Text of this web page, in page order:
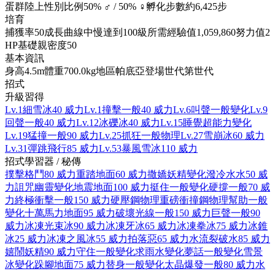
蛋群陸上性別比例 50% ♂ / 50% ♀ 孵化步數約6,425步
培育
捕獲率50成長曲線中慢達到100級所需經驗值1,059,860努力值2
HP基礎親密度50
基本資訊
身高4.5m體重700.0kg地區帕底亞登場世代第世代
招式
升級習得
Lv.1細雪冰40 威力Lv.1撞擊一般40 威力Lv.6叫聲一般變化Lv.9
回聲一般40 威力Lv.12冰礫冰40 威力Lv.15睡覺超能力變化
Lv.19猛撞一般90 威力Lv.25抓狂一般物理Lv.27雪崩冰60 威力
Lv.31彈跳飛行85 威力Lv.53暴風雪冰110 威力
招式學習器 / 秘傳
撲擊格鬥80 威力重踏地面60 威力撒嬌妖精變化潑冷水水50 威
力詛咒幽靈變化地震地面100 威力挺住一般變化硬撐一般70 威
力終極衝擊一般150 威力硬壓鋼物理重磅衝撞鋼物理幫助一般
變化十萬馬力地面95 威力破壞光線一般150 威力 巨聲一般90
威力冰凍光束冰90 威力冰凍牙冰65 威力冰凍拳冰75 威力冰錐
冰25 威力冰凍之風冰55 威力拍落惡65 威力水流裂破水85 威力
嬉鬧妖精90 威力守住一般變化求雨水變化夢話一般變化雪景
冰變化跺腳地面75 威力替身一般變化太晶爆發一般80 威力水